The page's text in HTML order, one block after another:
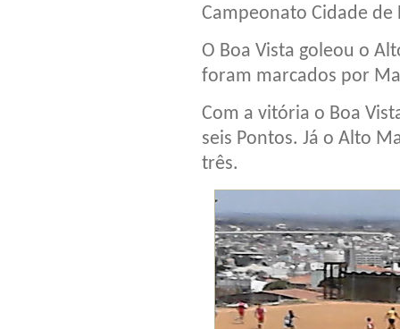
Campeonato Cidade de
O Boa Vista goleou o
foram marcados por
Com a vitória o Boa
seis Pontos. Já o Alto
três.